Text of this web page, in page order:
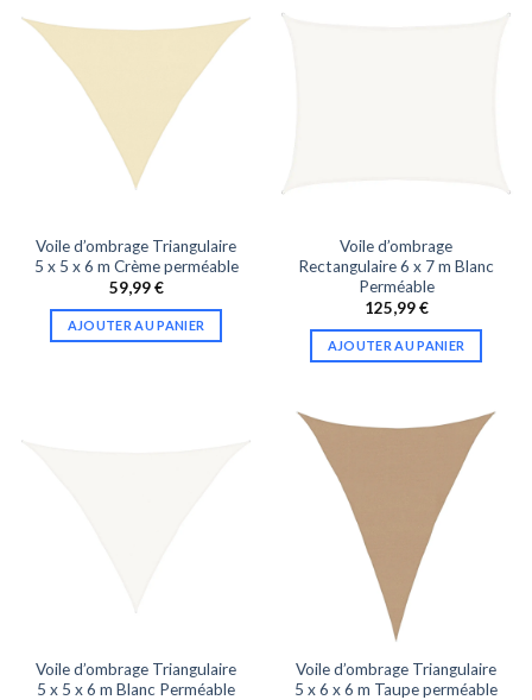
Voile d’ombrage Triangulaire
5 x 5 x 6 m Crème perméable
59,99€
AJOUTER AU PANIER
Voile d’ombrage
Rectangulaire 6 x 7 m Blanc
Perméable
125,99€
AJOUTER AU PANIER
Voile d’ombrage Triangulaire
5 x 5 x 6 m Blanc Perméable
Voile d’ombrage Triangulaire
5 x 6 x 6 m Taupe perméable